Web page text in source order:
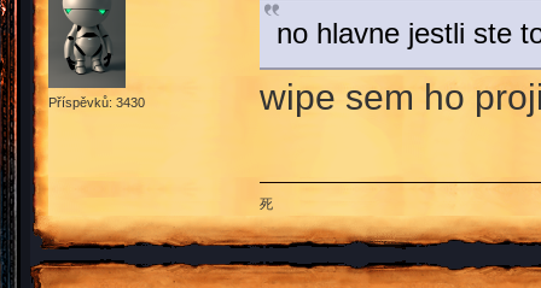
Příspěvků: 3430
no hlavne jestli ste
wipe sem ho
死